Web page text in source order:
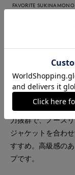
FAVORITE SUKINAMONO
ジャケット：オフ
ぐ主役級セットア
映えフェミニンコ
ードが一気に華や
力抜群で、ノース
ジャケットを合わ
すすめ。高級感の
プです。